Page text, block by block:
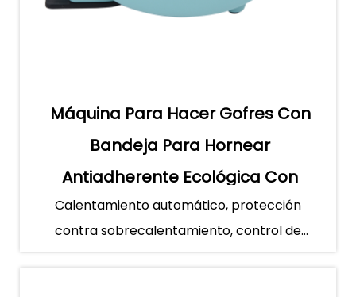
Máquina Para Hacer Gofres Con
Bandeja Para Hornear
Antiadherente Ecológica Con
Doble Aislamiento
Calentamiento automático, protección
contra sobrecalentamiento, control de